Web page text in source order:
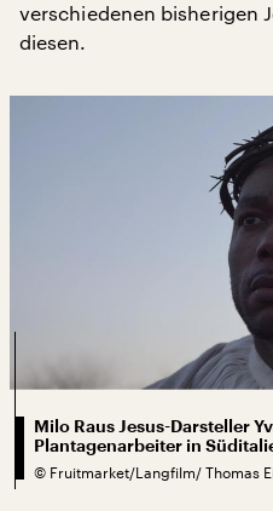
verschiedenen bisherigen
diesen.
Milo Raus Jesus-Darsteller
Plantagenarbeiter in
© Fruitmarket/Langfilm/ Thomas